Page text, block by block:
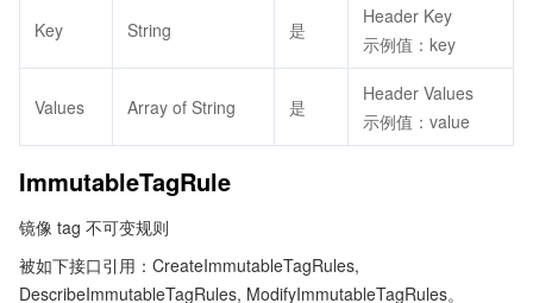
Key String 是
Header Key
示例值：key
Values Array of String 是
Header Values
示例值：value
ImmutableTagRule
镜像 tag 不可变规则
被如下接口引用：CreateImmutableTagRules,
DescribeImmutableTagRules, ModifyImmutableTagRules。